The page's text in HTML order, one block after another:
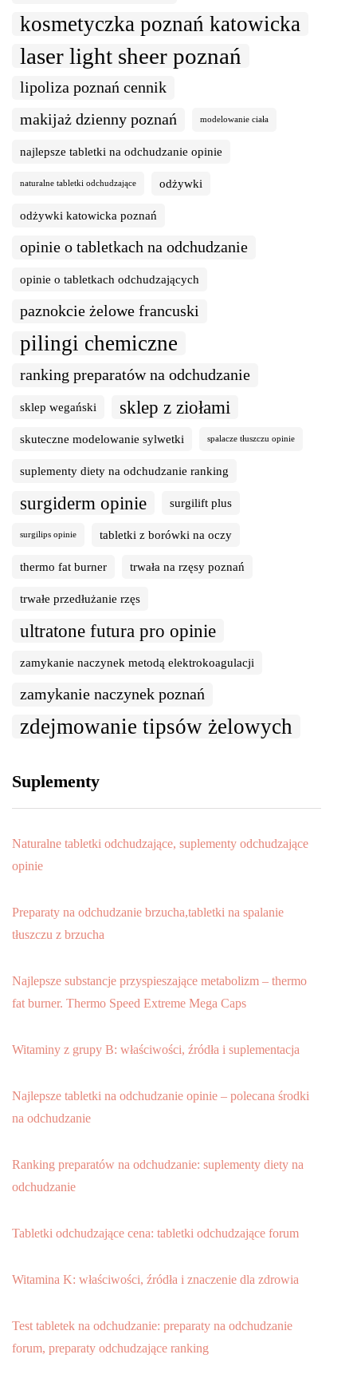
kosmetyczka poznań katowicka
laser light sheer poznań
lipoliza poznań cennik
makijaż dzienny poznań
modelowanie ciała
najlepsze tabletki na odchudzanie opinie
naturalne tabletki odchudzające odżywki
odżywki katowicka poznań
opinie o tabletkach na odchudzanie
opinie o tabletkach odchudzających
paznokcie żelowe francuski
pilingi chemiczne
ranking preparatów na odchudzanie
sklep wegański sklep z ziołami
skuteczne modelowanie sylwetki spalacze tłuszczu opinie
suplementy diety na odchudzanie ranking
surgiderm opinie surgilift plus
surgilips opinie tabletki z borówki na oczy
thermo fat burner trwała na rzęsy poznań
trwałe przedłużanie rzęs
ultratone futura pro opinie
zamykanie naczynek metodą elektrokoagulacji
zamykanie naczynek poznań
zdejmowanie tipsów żelowych
Suplementy
Naturalne tabletki odchudzające, suplementy odchudzające
opinie
Preparaty na odchudzanie brzucha,tabletki na spalanie
tłuszczu z brzucha
Najlepsze substancje przyspieszające metabolizm – thermo
fat burner. Thermo Speed Extreme Mega Caps
Witaminy z grupy B: właściwości, źródła i suplementacja
Najlepsze tabletki na odchudzanie opinie – polecana środki
na odchudzanie
Ranking preparatów na odchudzanie: suplementy diety na
odchudzanie
Tabletki odchudzające cena: tabletki odchudzające forum
Witamina K: właściwości, źródła i znaczenie dla zdrowia
Test tabletek na odchudzanie: preparaty na odchudzanie
forum, preparaty odchudzające ranking